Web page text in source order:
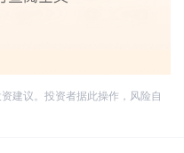
建议。投资者据此操作，风险自